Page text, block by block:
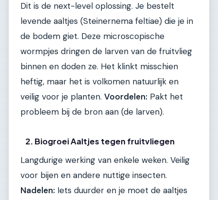
Dit is de next-level oplossing. Je bestelt
levende aaltjes (Steinernema feltiae) die je in
de bodem giet. Deze microscopische
wormpjes dringen de larven van de fruitvlieg
binnen en doden ze. Het klinkt misschien
heftig, maar het is volkomen natuurlijk en
veilig voor je planten. Voordelen: Pakt het
probleem bij de bron aan (de larven).
2. Biogroei Aaltjes tegen fruitvliegen
Langdurige werking van enkele weken. Veilig
voor bijen en andere nuttige insecten.
Nadelen: Iets duurder en je moet de aaltjes